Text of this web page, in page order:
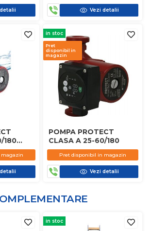
Vezi detalii
180
in stoc
Pret
disponibil in
magazin
POMPA PROTECT
CLASA A 25-60/180
Pret disponibil in magazin
Vezi detalii
in stoc